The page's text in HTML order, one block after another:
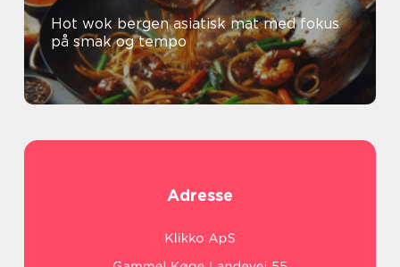
Hot wok bergen asiatisk mat med fokus
på smak og tempo
Adresse